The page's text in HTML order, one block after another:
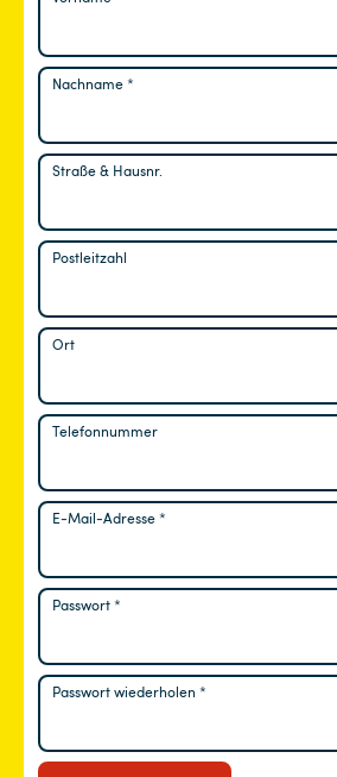
Nachname*
Straße & Hausnr.
Postleitzahl
Ort
Telefonnummer
E-Mail-Adresse*
Passwort*
Passwort wiederholen *